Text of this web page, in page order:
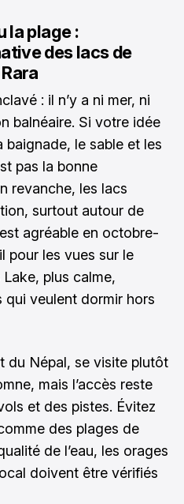
la plage :
des lacs de
: il n’y a ni mer, ni
balnéaire. Si votre idée
le sable et les
pas la bonne
revanche, les lacs
surtout autour de
agréable en octobre-
pour les vues sur le
plus calme,
veulent dormir hors
du Népal, se visite plutôt
mais l’accès reste
et des pistes. Évitez
des plages de
de l’eau, les orages
doivent être vérifiés